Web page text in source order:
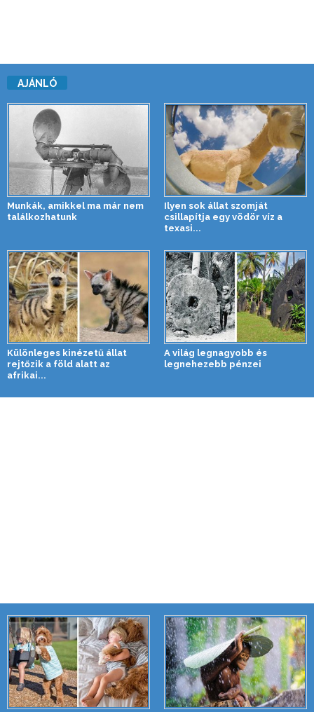
AJÁNLÓ
Munkák, amikkel ma már nem
találkozhatunk
Ilyen sok állat szomját
csillapítja egy vödör víz a
texasi...
Különleges kinézetű állat
rejtőzik a föld alatt az
afrikai...
A világ legnagyobb és
legnehezebb pénzei